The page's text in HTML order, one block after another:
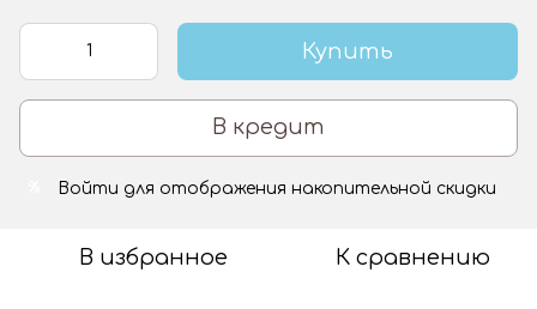
Купить
В кредит
Войти для отображения накопительной скидки
В избранное К сравнению